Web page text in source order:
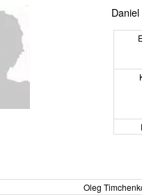
Oleg